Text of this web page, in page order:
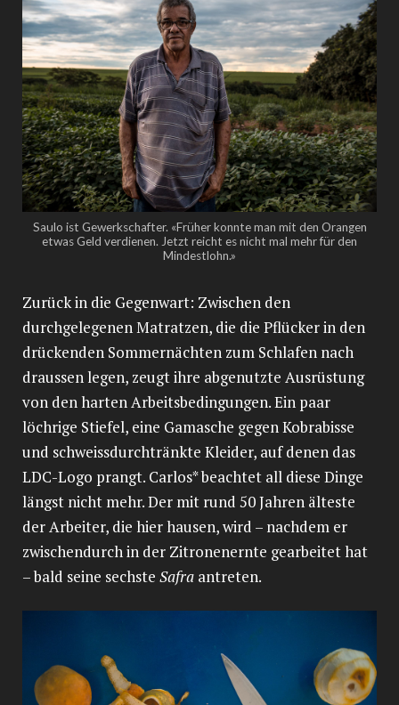
Saulo ist Gewerkschafter. «Früher konnte man mit den Orangen
etwas Geld verdienen. Jetzt reicht es nicht mal mehr für den
Mindestlohn.»
Zurück in die Gegenwart: Zwischen den
durchgelegenen Matratzen, die die Pflücker in den
drückenden Sommernächten zum Schlafen nach
draussen legen, zeugt ihre abgenutzte Ausrüstung
von den harten Arbeitsbedingungen. Ein paar
löchrige Stiefel, eine Gamasche gegen Kobrabisse
und schweissdurchtränkte Kleider, auf denen das
LDC-Logo prangt. Carlos* beachtet all diese Dinge
längst nicht mehr. Der mit rund 50 Jahren älteste
der Arbeiter, die hier hausen, wird – nachdem er
zwischendurch in der Zitronenernte gearbeitet hat
– bald seine sechste Safra antreten.